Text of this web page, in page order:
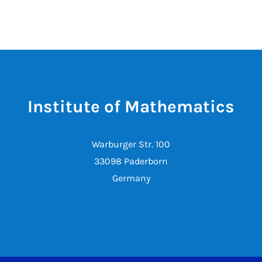
Institute of Mathematics
Warburger Str. 100
33098 Paderborn
Germany